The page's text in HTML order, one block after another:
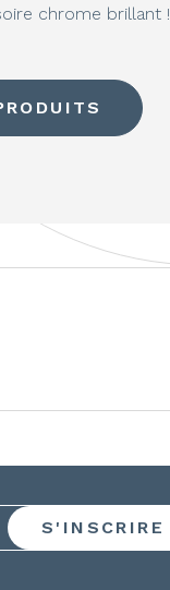
chrome brillant !